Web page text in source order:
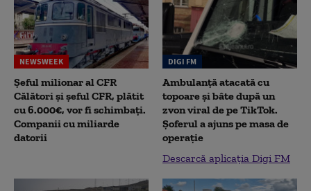
NEWSWEEK
Șeful milionar al CFR
Călători și șeful CFR, plătit
cu 6.000€, vor fi schimbați.
Companii cu miliarde
datorii
DIGI FM
Ambulanță atacată cu
topoare și bâte după un
zvon viral de pe TikTok.
Șoferul a ajuns pe masa de
operație
Descarcă aplicația Digi FM